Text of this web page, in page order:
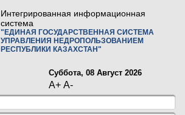
Интегрированная информационная
система
"ЕДИНАЯ ГОСУДАРСТВЕННАЯ СИСТЕМА
УПРАВЛЕНИЯ НЕДРОПОЛЬЗОВАНИЕМ
РЕСПУБЛИКИ КАЗАХСТАН"
Суббота, 08 Август 2026
A+ A-